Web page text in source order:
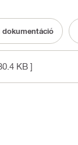
dokumentáció
KB ]